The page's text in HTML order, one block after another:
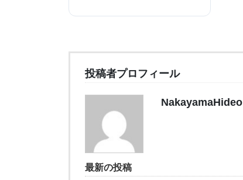
投稿者プロフィール
NakayamaHideo
最新の投稿